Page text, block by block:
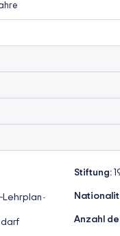
-
Stiftung:
Anzahl